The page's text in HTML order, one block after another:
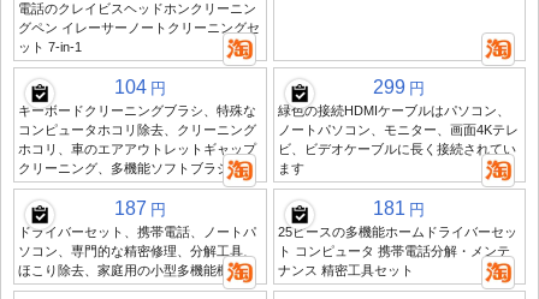
電話のクレイビスヘッドホンクリーニン
グペン イレーサーノートクリーニングセ
ット 7-in-1
104 円
キーボードクリーニングブラシ、特殊な
コンピュータホコリ除去、クリーニング
ホコリ、車のエアアウトレットギャップ
クリーニング、多機能ソフトブラシ
299 円
緑色の接続HDMIケーブルはパソコン、
ノートパソコン、モニター、画面4Kテレ
ビ、ビデオケーブルに長く接続されてい
ます
187 円
ドライバーセット、携帯電話、ノートパ
ソコン、専門的な精密修理、分解工具、
ほこり除去、家庭用の小型多機能機器
181 円
25ピースの多機能ホームドライバーセッ
ト コンピュータ 携帯電話分解・メンテ
ナンス 精密工具セット